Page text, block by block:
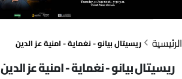
الرئيسية ريسيتال بيانو - نغماية - امنية عز الدين
ريسيتال بيانو - نغماية - امنية عز الدين